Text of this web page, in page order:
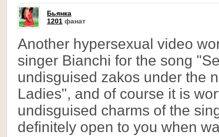
Бьянка
1201 фанат
Another hypersexual video
singer Bianchi for the song
undisguised zakos under the
Ladies", and of course it is
undisguised charms of the
definitely open to you when